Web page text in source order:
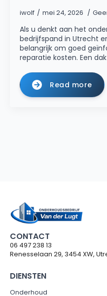
iwolf mei 24, 2026
Als u denkt aan het
bedrijfspand in Utrecht
belangrijk om goed
reparatie kosten. Een
Read more
CONTACT
06 497 238 13
Renesselaan 29, 3454 XW,
DIENSTEN
Onderhoud